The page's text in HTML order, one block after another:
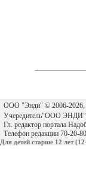
ООО "Энди" © 2006-2026,
Учередитель"ООО ЭНДИ"
Гл. редактор портала
Телефон редакции 70-20-
Для детей старше 12 лет